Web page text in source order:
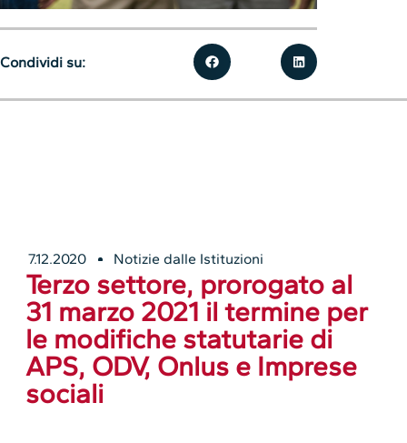
7.12.2020 Notizie dalle Istituzioni
Terzo settore, prorogato al
31 marzo 2021 il termine per
le modifiche statutarie di
APS, ODV, Onlus e Imprese
sociali
Condividi su: